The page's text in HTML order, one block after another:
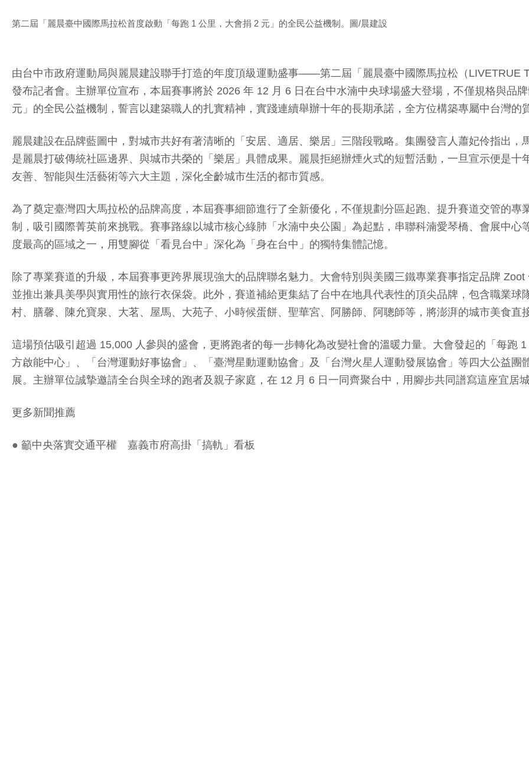
第二屆「麗晨臺中國際馬拉松首度啟動「每跑 1 公里，大會捐 2 元」的全民公益機制。圖/晨建設
由台中市政府運動局與麗晨建設聯手打造的年度頂級運動盛事——第二屆「麗晨臺中國際馬拉松（LIVETRUE
發布記者會。主辦單位宣布，本屆賽事將於 2026 年 12 月 6 日在台中水湳中央球場盛大登場，不僅規格與品
元」的全民公益機制，誓言以建築職人的扎實精神，實踐連續舉辦十年的長期承諾，全方位構築專屬中台灣的
麗晨建設在品牌藍圖中，對城市共好有著清晰的「安居、適居、樂居」三階段戰略。集團發言人蕭妃伶指出
是麗晨打破傳統社區邊界、與城市共榮的「樂居」具體成果。麗晨拒絕辦煙火式的短暫活動，一旦宣示便是
友善、智能與生活藝術等六大主題，深化全齡城市生活的都市質感。
為了奠定臺灣四大馬拉松的品牌高度，本屆賽事細節進行了全新優化，不僅規劃分區起跑、提升賽道交管的
制，吸引國際菁英前來挑戰。賽事路線以城市核心綠肺「水湳中央公園」為起點，串聯科湳愛琴橋、會展中
度最高的區域之一，用雙腳從「看見台中」深化為「身在台中」的獨特集體記憶。
除了專業賽道的升級，本屆賽事更跨界展現強大的品牌聯名魅力。大會特別與美國三鐵專業賽事指定品牌
並推出兼具美學與實用性的旅行衣保袋。此外，賽道補給更集結了台中在地具代表性的頂尖品牌，包含職業
村、膳馨、陳允寶泉、大茗、屋馬、大苑子、小時候蛋餅、聖華宮、阿勝師、阿聰師等，將澎湃的城市美食直
這場預估吸引超過 15,000 人參與的盛會，更將跑者的每一步轉化為改變社會的溫暖力量。大會發起的「每跑
方啟能中心」、「台灣運動好事協會」、「臺灣星動運動協會」及「台灣火星人運動發展協會」等四大公益
展。主辦單位誠摯邀請全台與全球的跑者及親子家庭，在 12 月 6 日一同齊聚台中，用腳步共同譜寫這座宜居城
更多新聞推薦
● 籲中央落實交通平權 嘉義市府高掛「搞軌」看板